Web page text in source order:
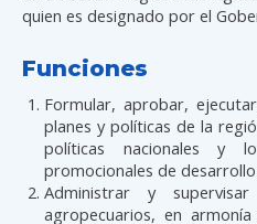
quien es designado por el
Funciones
Formular, aprobar,
planes y políticas de la
políticas nacionales y
promocionales de
Administrar y
agropecuarios, en